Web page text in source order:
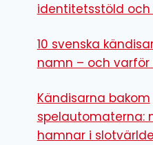
identitetsstöld
10 svenska
namn – och
Kändisarna bakom
spelautomaterna:
hamnar i